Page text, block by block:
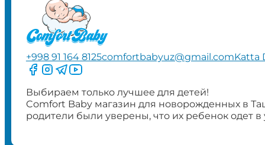
+998 91 164 8125comfortbabyuz@gmail.comKatta
Следите за нами на Facebook
Следите за нами в Instagram
Следите за нами в Telegram
Следите за нами в YouTube
Выбираем только лучшее для детей!
Comfort Baby магазин для новорожденных в
родители были уверены, что их ребенок одет